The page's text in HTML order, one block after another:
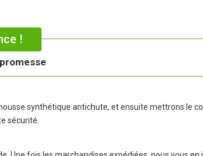
!
synthétique antichute, et ensuite mettrons le
sécurité.